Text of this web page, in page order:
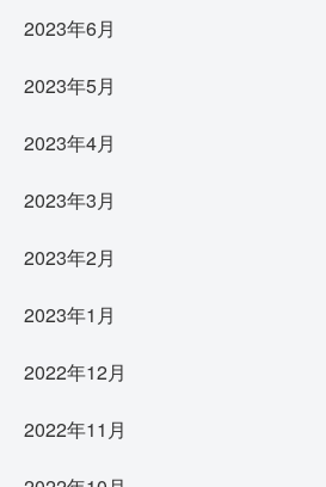
2023年6月
2023年5月
2023年4月
2023年3月
2023年2月
2023年1月
2022年12月
2022年11月